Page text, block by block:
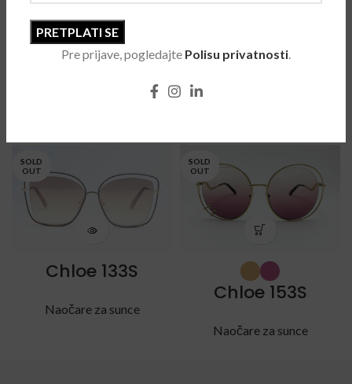
Pre prijave, pogledajte Polisu privatnosti.
metala.
SOLD
OUT
Chloe 133S
Naočare za sunce
SOLD
OUT
Chloe 153S
Naočare za sunce